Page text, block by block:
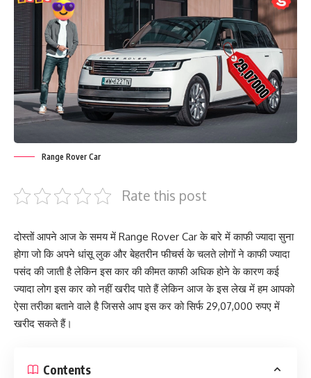
Range Rover Car
Rate this post
दोस्तों आपने आज के समय में Range Rover Car के बारे में काफी ज्यादा सुना
होगा जो कि अपने धांसू लुक और बेहतरीन फीचर्स के चलते लोगों ने काफी ज्यादा
पसंद की जाती है लेकिन इस कार की कीमत काफी अधिक होने के कारण कई
ज्यादा लोग इस कार को नहीं खरीद पाते हैं लेकिन आज के इस लेख में हम आपको
ऐसा तरीका बताने वाले है जिससे आप इस कर को सिर्फ 29,07,000 रुपए में
खरीद सकते हैं।
Contents